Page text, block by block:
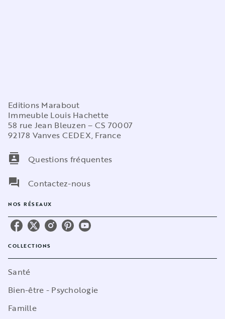
Editions Marabout
Immeuble Louis Hachette
58 rue Jean Bleuzen – CS 70007
92178 Vanves CEDEX, France
contacts
Questions fréquentes
question_answer
Contactez-nous
NOS RÉSEAUX
COLLECTIONS
Santé
Bien-être - Psychologie
Famille